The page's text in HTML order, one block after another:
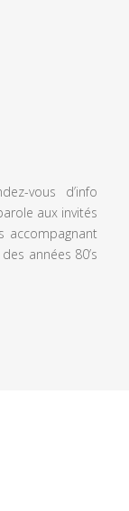
vous d’info
aux invités
accompagnant
années 80’s